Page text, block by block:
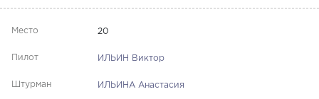
20
ИЛЬИН Виктор
ИЛЬИНА Анастасия